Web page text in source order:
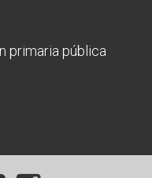
primaria pública